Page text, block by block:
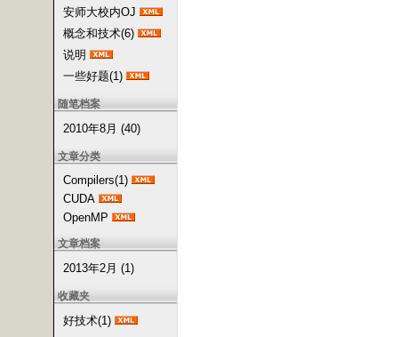
安师大校内OJ
概念和技术(6)
说明
一些好题(1)
随笔档案
2010年8月 (40)
文章分类
Compilers(1)
CUDA
OpenMP
文章档案
2013年2月 (1)
收藏夹
好技术(1)